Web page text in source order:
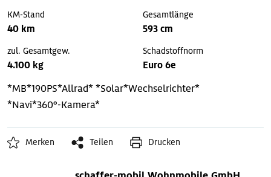
KM-Stand
40 km
Gesamtlänge
593 cm
zul. Gesamtgew.
4.100 kg
Schadstoffnorm
Euro 6e
*MB*190PS*Allrad**Solar*Wechselrichter*
*Navi*360°-Kamera*
Merken Teilen Drucken